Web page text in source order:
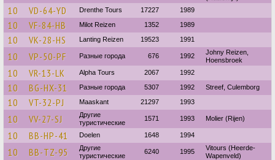
10 VD-64-YD Drenthe Tours 17227 1989
10 VF-84-HB Milot Reizen 1352 1989
10 VK-28-HS Lanting Reizen 19523 1991
10 VP-50-PF Разные города 676 1992
Johny Reizen,
Hoensbroek
10 VR-13-LK Alpha Tours 2067 1992
10 BG-HX-31 Разные города 5307 1992 Streef, Culemborg
10 VT-32-PJ Maaskant 21297 1993
10 VV-27-SJ
Другие
туристические
1571 1993 Molier (Rijen)
10 BB-HP-41 Doelen 1648 1994
10 BB-TZ-95
Другие
туристические
6240 1995
Vitours (Heerde-
Wapenveld)